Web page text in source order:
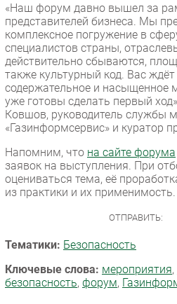
«Наш форум давно вышел за
представителей бизнеса. Мы
комплексное погружение в
специалистов страны,
действительно сбываются,
также культурный код. Вас ждёт
содержательное и насыщенное
уже готовы сделать первый
Ковшов, руководитель службы
«Газинформсервис» и куратор
Напомним, что на сайте форума
заявок на выступления. При
оцениваться тема, её
из практики и их применимость.
ОТПРАВИТЬ:
Тематики: Безопасность
Ключевые слова: мероприятия,
безопасность, форум,